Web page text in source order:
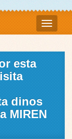
esta
dinos
MIREN